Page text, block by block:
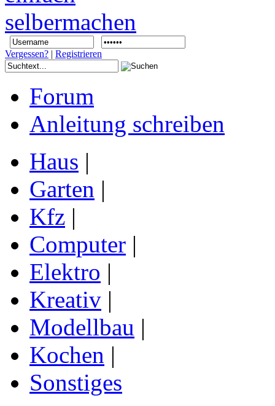
Vergessen? | Registrieren
Forum
Anleitung schreiben
Haus |
Garten |
Kfz |
Computer |
Elektro |
Kreativ |
Modellbau |
Kochen |
Sonstiges